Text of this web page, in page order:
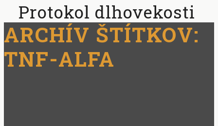
Protokol dlhovekosti
ARCHÍV ŠTÍTKOV:
TNF-ALFA